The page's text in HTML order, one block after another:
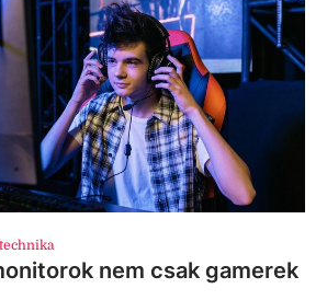
nem csak gamerek